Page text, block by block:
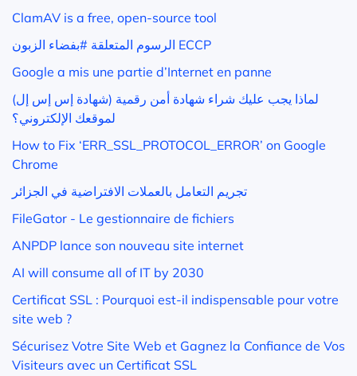
ClamAV is a free, open-source tool
الرسوم المتعلقة #بفضاء الزبون ECCP
Google a mis une partie d’Internet en panne
لماذا يجب عليك شراء شهادة أمن رقمية (شهادة إس إس إل)
لموقعك الإلكتروني؟
How to Fix ‘ERR_SSL_PROTOCOL_ERROR’ on Google
Chrome
تجريم التعامل بالعملات الافتراضية في الجزائر
FileGator - Le gestionnaire de fichiers
ANPDP lance son nouveau site internet
AI will consume all of IT by 2030
Certificat SSL : Pourquoi est-il indispensable pour votre
site web ?
Sécurisez Votre Site Web et Gagnez la Confiance de Vos
Visiteurs avec un Certificat SSL